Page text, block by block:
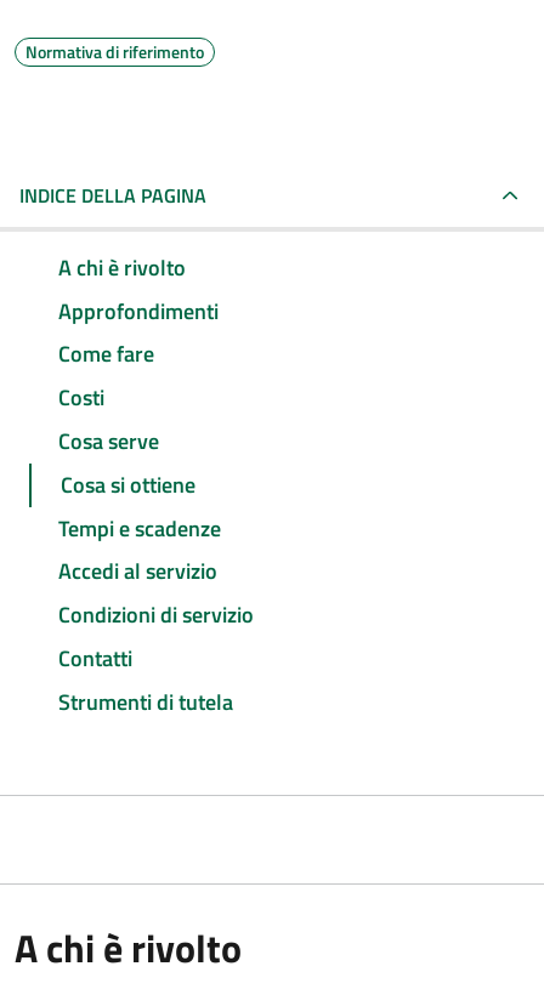
Normativa di riferimento
INDICE DELLA PAGINA
A chi è rivolto
Approfondimenti
Come fare
Costi
Cosa serve
Cosa si ottiene
Tempi e scadenze
Accedi al servizio
Condizioni di servizio
Contatti
Strumenti di tutela
A chi è rivolto